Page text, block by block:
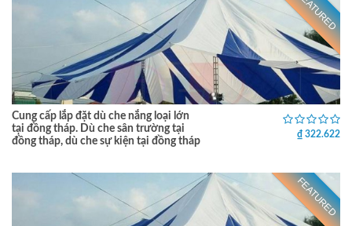
FEATURED
Cung cấp lắp đặt dù che nắng loại lớn
tại đồng tháp. Dù che sân trường tại
đồng tháp, dù che sự kiện tại đồng tháp
₫ 322.622
FEATURED